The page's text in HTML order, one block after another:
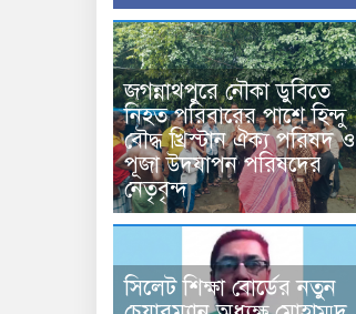
জগন্নাথপুরে নৌকা ডুবিতে
নিহত পরিবারের পাশে হিন্দু
বৌদ্ধ খ্রিস্টান ঐক্য পরিষদ ও
পূজা উদযাপন পরিষদের
নেতৃবৃন্দ
সিলেট শিক্ষা বোর্ডের নতুন